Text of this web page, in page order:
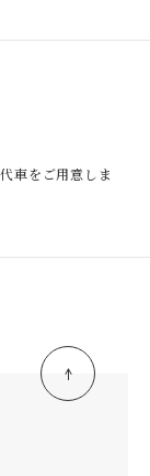
車をご用意しま